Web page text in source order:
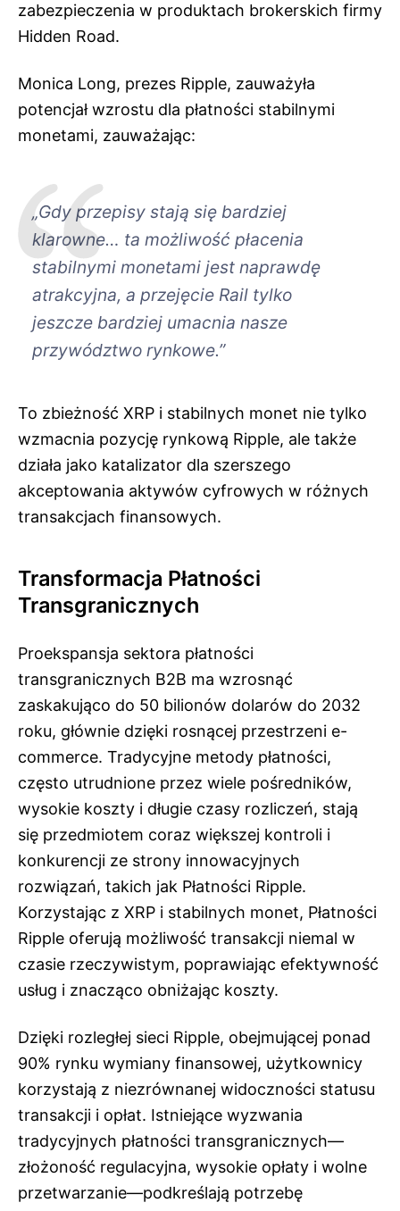
zabezpieczenia w produktach brokerskich firmy
Hidden Road.
Monica Long, prezes Ripple, zauważyła
potencjał wzrostu dla płatności stabilnymi
monetami, zauważając:
„Gdy przepisy stają się bardziej
klarowne… ta możliwość płacenia
stabilnymi monetami jest naprawdę
atrakcyjna, a przejęcie Rail tylko
jeszcze bardziej umacnia nasze
przywództwo rynkowe.”
To zbieżność XRP i stabilnych monet nie tylko
wzmacnia pozycję rynkową Ripple, ale także
działa jako katalizator dla szerszego
akceptowania aktywów cyfrowych w różnych
transakcjach finansowych.
Transformacja Płatności
Transgranicznych
Proekspansja sektora płatności
transgranicznych B2B ma wzrosnąć
zaskakująco do 50 bilionów dolarów do 2032
roku, głównie dzięki rosnącej przestrzeni e-
commerce. Tradycyjne metody płatności,
często utrudnione przez wiele pośredników,
wysokie koszty i długie czasy rozliczeń, stają
się przedmiotem coraz większej kontroli i
konkurencji ze strony innowacyjnych
rozwiązań, takich jak Płatności Ripple.
Korzystając z XRP i stabilnych monet, Płatności
Ripple oferują możliwość transakcji niemal w
czasie rzeczywistym, poprawiając efektywność
usług i znacząco obniżając koszty.
Dzięki rozległej sieci Ripple, obejmującej ponad
90% rynku wymiany finansowej, użytkownicy
korzystają z niezrównanej widoczności statusu
transakcji i opłat. Istniejące wyzwania
tradycyjnych płatności transgranicznych—
złożoność regulacyjna, wysokie opłaty i wolne
przetwarzanie—podkreślają potrzebę